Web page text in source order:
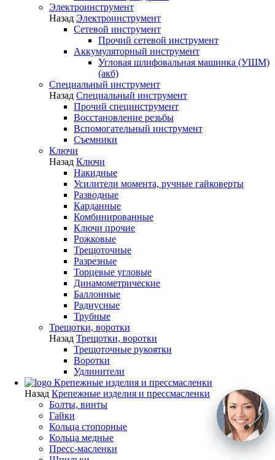
Электроинструмент
Назад Электроинструмент
Сетевой инструмент
Прочий сетевой инструмент
Аккумуляторный инструмент
Угловая шлифовальная машинка (УШМ)
(акб)
Специальный инструмент
Назад Специальный инструмент
Прочий специнструмент
Восстановление резьбы
Вспомогательный инструмент
Съемники
Ключи
Назад Ключи
Накидные
Усилители момента, ручные гайковерты
Разводные
Карданные
Комбинированные
Ключи прочие
Рожковые
Трещоточные
Разрезные
Торцевые угловые
Динамометрические
Баллонные
Радиусные
Трубные
Трещотки, воротки
Назад Трещотки, воротки
Трещоточные рукоятки
Воротки
Удлинители
Крепежные изделия и прессмасленки
Назад Крепежные изделия и прессмасленки
Болты, винты
Гайки
Кольца стопорные
Кольца медные
Пресс-масленки